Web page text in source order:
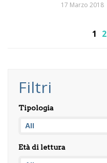
17 Marzo 2018
1 2
Filtri
Tipologia
Età di lettura